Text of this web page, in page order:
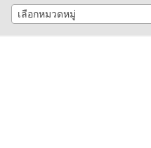
เลือกหมวดหมู่